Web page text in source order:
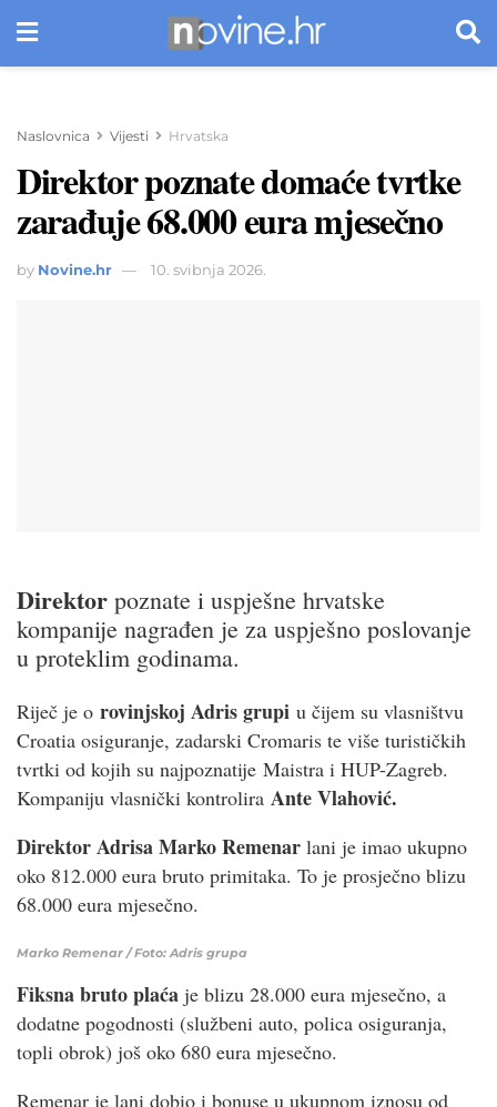
Naslovnica Vijesti Hrvatska
Direktor poznate domaće tvrtke
zarađuje 68.000 eura mjesečno
by Novine.hr 10. svibnja 2026.
Direktor poznate i uspješne hrvatske
kompanije nagrađen je za uspješno poslovanje
u proteklim godinama.
Riječ je o rovinjskoj Adris grupi u čijem su vlasništvu
Croatia osiguranje, zadarski Cromaris te više turističkih
tvrtki od kojih su najpoznatije Maistra i HUP-Zagreb.
Kompaniju vlasnički kontrolira Ante Vlahović.
Direktor Adrisa Marko Remenar lani je imao ukupno
oko 812.000 eura bruto primitaka. To je prosječno blizu
68.000 eura mjesečno.
Marko Remenar / Foto: Adris grupa
Fiksna bruto plaća je blizu 28.000 eura mjesečno, a
dodatne pogodnosti (službeni auto, polica osiguranja,
topli obrok) još oko 680 eura mjesečno.
Remenar je lani dobio i bonuse u ukupnom iznosu od